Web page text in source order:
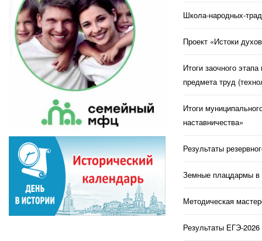
Школа-народных-
Проект «Истоки
Итоги заочного
предмета труд
Итоги
наставничества»
Результаты
Земные плацдармы в
Методическая
Результаты ЕГЭ-